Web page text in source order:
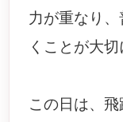
力が重なり
くことが大切
この日は、飛